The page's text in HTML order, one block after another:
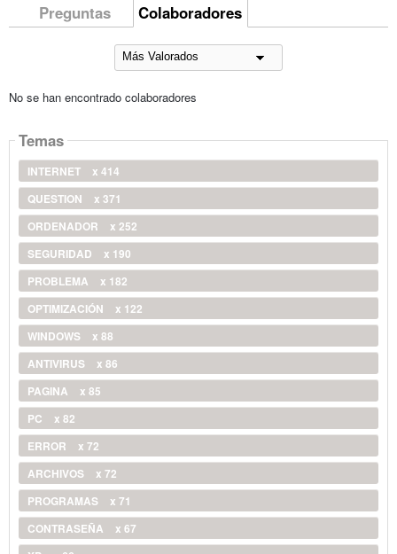
Preguntas Colaboradores
No se han encontrado colaboradores
Temas
INTERNET
x 414
QUESTION
x 371
ORDENADOR
x 252
SEGURIDAD
x 190
PROBLEMA
x 182
OPTIMIZACIÓN
x 122
WINDOWS
x 88
ANTIVIRUS
x 86
PAGINA
x 85
PC
x 82
ERROR
x 72
ARCHIVOS
x 72
PROGRAMAS
x 71
CONTRASEÑA
x 67